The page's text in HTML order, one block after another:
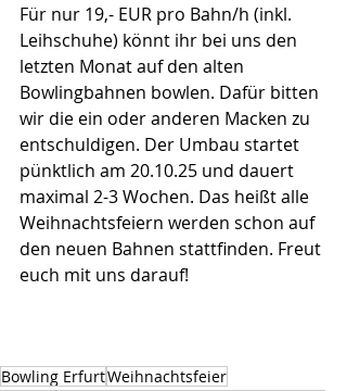
Für nur 19,- EUR pro Bahn/h (inkl.
Leihschuhe) könnt ihr bei uns den
letzten Monat auf den alten
Bowlingbahnen bowlen. Dafür bitten
wir die ein oder anderen Macken zu
entschuldigen. Der Umbau startet
pünktlich am 20.10.25 und dauert
maximal 2-3 Wochen. Das heißt alle
Weihnachtsfeiern werden schon auf
den neuen Bahnen stattfinden. Freut
euch mit uns darauf!
Bowling ErfurtWeihnachtsfeier